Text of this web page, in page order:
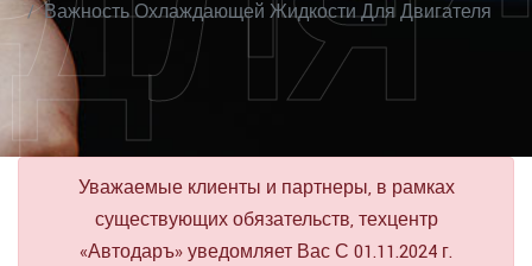
Важность Охлаждающей Жидкости Для Двигателя
Уважаемые клиенты и партнеры, в рамках
существующих обязательств, техцентр
«Автодаръ» уведомляет ВасС 01.11.2024 г.